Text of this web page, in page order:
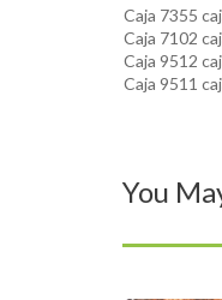
Caja 7355
Caja 7102
Caja 9512
Caja 9511
You